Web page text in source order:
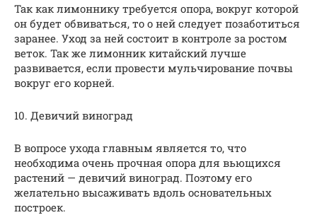
Так как лимоннику требуется опора, вокруг которой
он будет обвиваться, то о ней следует позаботиться
заранее. Уход за ней состоит в контроле за ростом
веток. Так же лимонник китайский лучше
развивается, если провести мульчирование почвы
вокруг его корней.
10. Девичий виноград
В вопросе ухода главным является то, что
необходима очень прочная опора для вьющихся
растений — девичий виноград. Поэтому его
желательно высаживать вдоль основательных
построек.